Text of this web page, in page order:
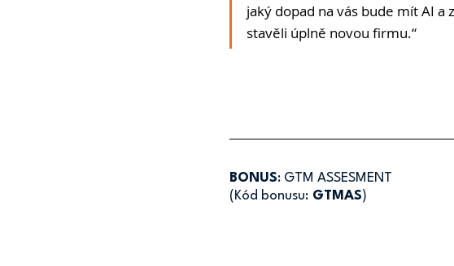
jaký dopad na vás bude mít AI
stavěli úplně novou firmu.“
BONUS: GTM ASSESMENT
(Kód bonusu: GTMAS)